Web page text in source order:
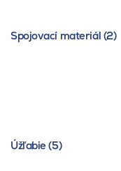
Spojovací materiál (2)
Úžľabie (5)